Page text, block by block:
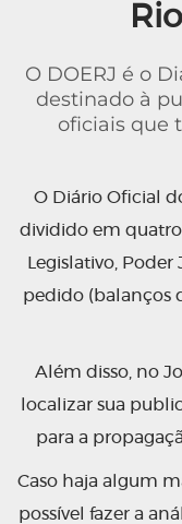
O DOERJ é o
destinado à
oficiais que
O Diário Oficial
dividido em quatro
Legislativo,
pedido (balanços
Além disso, no
localizar sua
para a
Caso haja algum
possível fazer a